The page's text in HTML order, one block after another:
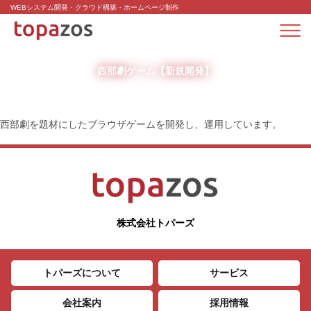
WEBシステム開発・クラウド構築・ホームページ制作
西部劇ゲーム【新規開発】
西部劇を題材にしたブラウザゲームを開発し、運用しています。
株式会社トパーズ
トパーズについて サービス
会社案内 採用情報